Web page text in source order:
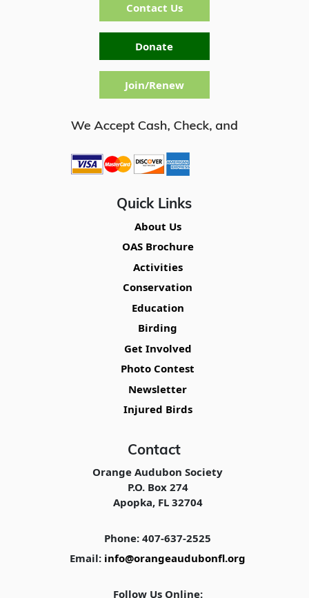
Quick Links
About Us
OAS Brochure
Activities
Conservation
Education
Birding
Get Involved
Photo Contest
Newsletter
Injured Birds
Contact
Orange Audubon Society
P.O. Box 274
Apopka, FL 32704
Phone: 407-637-2525
Email: info@orangeaudubonfl.org
Follow Us Online:
Contact Us
Donate
Join/Renew